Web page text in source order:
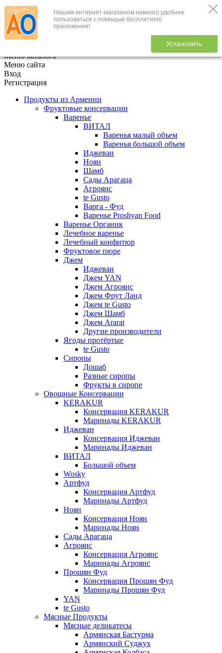
Нашим интернет-магазином намного удобнее
пользоваться с помощью бесплатного
приложения!
Установить
+7 (495) 646-888-1
В корзине
Меню каталога
Меню сайта
Вход
Регистрация
Продукты из Армении
Фруктовые консервации
Варенье
ВИТАЛ
Варенья малый объем
Варенья большой объем
Иджеван
Ноян
Шамб
Сады Арагаца
Агроянс
te Gusto
Варга - Фуд
Варенье Proshyan Food
Варенье Органик
Лечебное варенье
Лечебный конфитюр
Фруктовое пюре
Джем
Иджеван
Джем YAN
Джем Агроянс
Джем Фрут Ланд
Джем te Gusto
Джем Шамб
Джем Ararat
Другие производители
Ягоды протёртые
te Gusto
Сиропы
Дошаб
Разные сиропы
Фрукты в сиропе
Овощные Консервации
KERAKUR
Консервация KERAKUR
Маринады KERAKUR
Иджеван
Консервация Иджеван
Маринады Иджеван
ВИТАЛ
Большой объем
Wosky
Артфуд
Консервация Артфуд
Маринады Артфуд
Ноян
Консервация Ноян
Маринады Ноян
Сады Арагаца
Агроянс
Консервация Агроянс
Маринады Агроянс
Прошян Фуд
Консервация Прошян Фуд
Маринады Прошян Фуд
YAN
te Gusto
Мясные Продукты
Мясные деликатесы
Армянская Бастурма
Армянский Суджух